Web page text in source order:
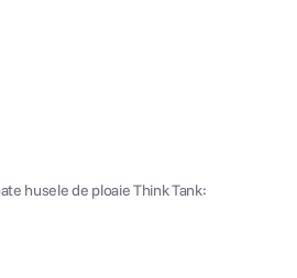
husele de ploaie Think Tank: